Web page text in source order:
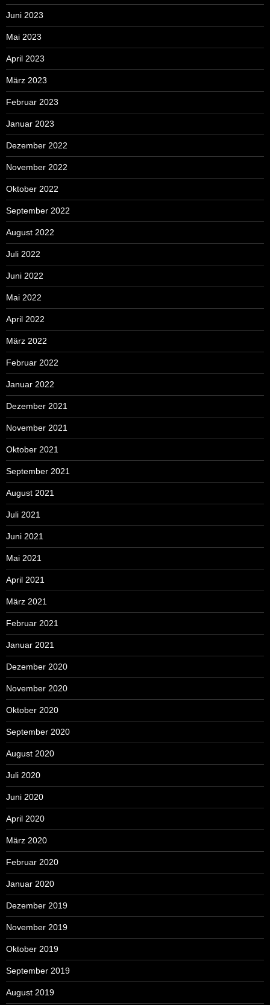
Juni 2023
Mai 2023
April 2023
März 2023
Februar 2023
Januar 2023
Dezember 2022
November 2022
Oktober 2022
September 2022
August 2022
Juli 2022
Juni 2022
Mai 2022
April 2022
März 2022
Februar 2022
Januar 2022
Dezember 2021
November 2021
Oktober 2021
September 2021
August 2021
Juli 2021
Juni 2021
Mai 2021
April 2021
März 2021
Februar 2021
Januar 2021
Dezember 2020
November 2020
Oktober 2020
September 2020
August 2020
Juli 2020
Juni 2020
April 2020
März 2020
Februar 2020
Januar 2020
Dezember 2019
November 2019
Oktober 2019
September 2019
August 2019